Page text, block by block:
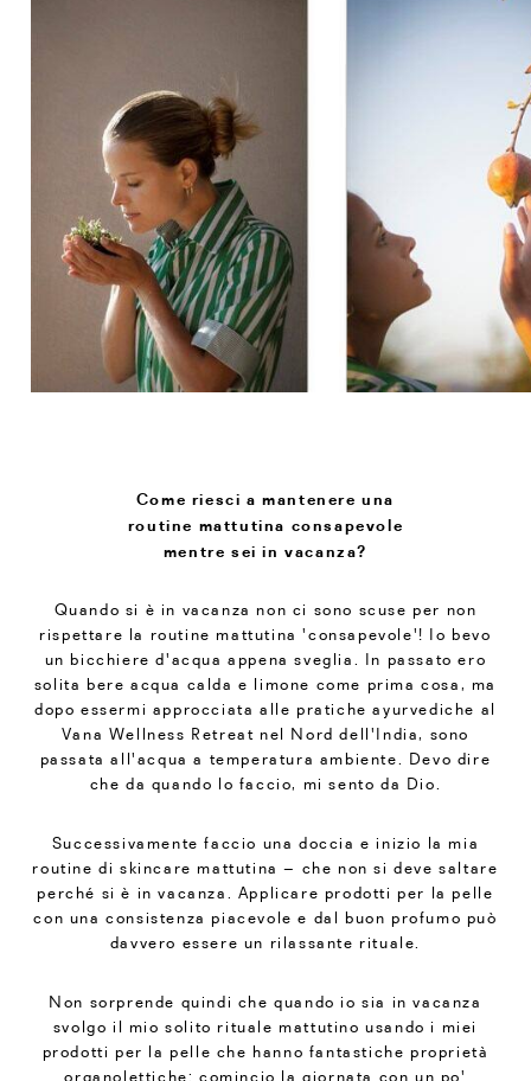
Come riesci a mantenere una
routine mattutina consapevole
mentre sei in vacanza?
Quando si è in vacanza non ci sono scuse per non
rispettare la routine mattutina 'consapevole'! Io bevo
un bicchiere d'acqua appena sveglia. In passato ero
solita bere acqua calda e limone come prima cosa, ma
dopo essermi approcciata alle pratiche ayurvediche al
Vana Wellness Retreat nel Nord dell'India, sono
passata all'acqua a temperatura ambiente. Devo dire
che da quando lo faccio, mi sento da Dio.
Successivamente faccio una doccia e inizio la mia
routine di skincare mattutina – che non si deve saltare
perché si è in vacanza. Applicare prodotti per la pelle
con una consistenza piacevole e dal buon profumo può
davvero essere un rilassante rituale.
Non sorprende quindi che quando io sia in vacanza
svolgo il mio solito rituale mattutino usando i miei
prodotti per la pelle che hanno fantastiche proprietà
organolettiche: comincio la giornata con un po'